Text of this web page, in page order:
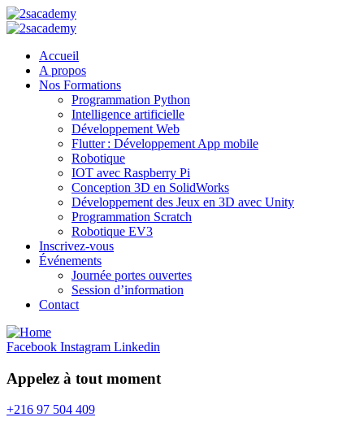
Accueil
A propos
Nos Formations
Programmation Python
Intelligence artificielle
Développement Web
Flutter : Développement App mobile
Robotique
IOT avec Raspberry Pi
Conception 3D en SolidWorks
Développement des Jeux en 3D avec Unity
Programmation Scratch
Robotique EV3
Inscrivez-vous
Événements
Journée portes ouvertes
Session d’information
Contact
Facebook Instagram Linkedin
Appelez à tout moment
+216 97 504 409